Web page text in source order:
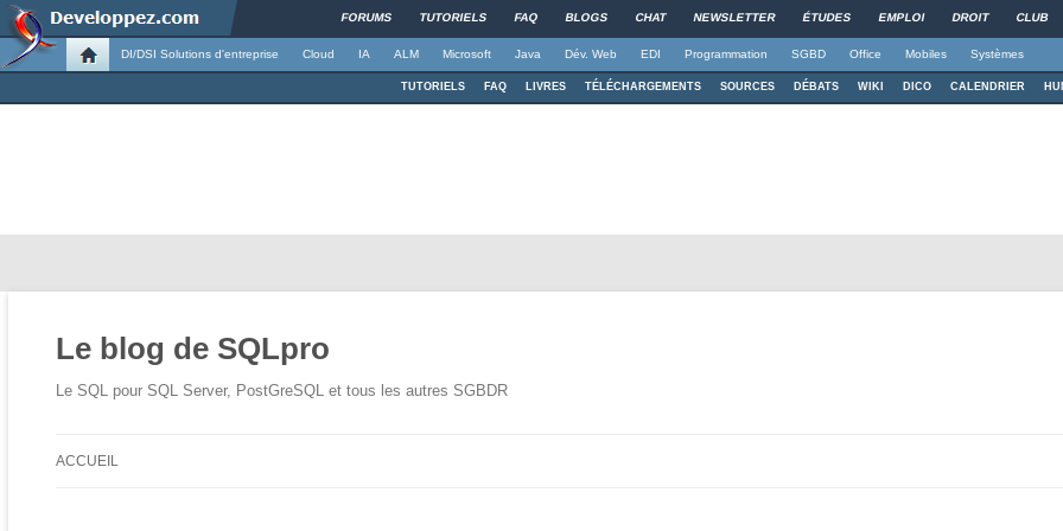
FORUMS TUTORIELS FAQ BLOGS CHAT NEWSLETTER ÉTUDES EMPLOI DROIT CLUB
DI/DSI Solutions d'entreprise Cloud IA ALM Microsoft Java Dév. Web EDI Programmation SGBD Office Mobiles Systèmes
TUTORIELS FAQ LIVRES TÉLÉCHARGEMENTS SOURCES DÉBATS WIKI DICO CALENDRIER
Le blog de SQLpro
Le SQL pour SQL Server, PostGreSQL et tous les autres SGBDR
ACCUEIL